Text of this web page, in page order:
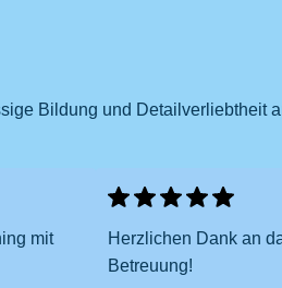
Bildung und Detailverliebtheit
mit
Herzlichen Dank an
Betreuung!